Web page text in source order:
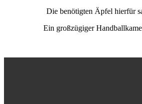
Die benötigten Äpfel hierfür
Ein großzügiger